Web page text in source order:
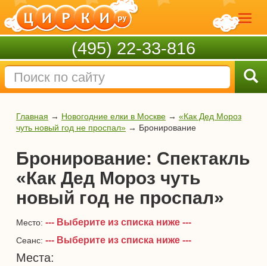
(495) 22-33-816
Главная → Новогодние елки в Москве → «Как Дед Мороз
чуть новый год не проспал» → Бронирование
Бронирование: Спектакль
«Как Дед Мороз чуть
новый год не проспал»
Место: --- Выберите из списка ниже ---
Сеанс: --- Выберите из списка ниже ---
Места: